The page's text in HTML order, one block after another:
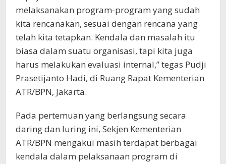
melaksanakan program-program yang sudah
kita rencanakan, sesuai dengan rencana yang
telah kita tetapkan. Kendala dan masalah itu
biasa dalam suatu organisasi, tapi kita juga
harus melakukan evaluasi internal,” tegas Pudji
Prasetijanto Hadi, di Ruang Rapat Kementerian
ATR/BPN, Jakarta.
Pada pertemuan yang berlangsung secara
daring dan luring ini, Sekjen Kementerian
ATR/BPN mengakui masih terdapat berbagai
kendala dalam pelaksanaan program di